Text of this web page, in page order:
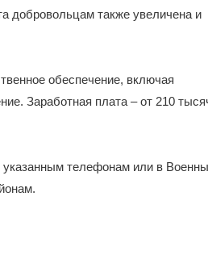
добровольцам также увеличена и
обеспечение, включая
Заработная плата – от 210
телефонам или в